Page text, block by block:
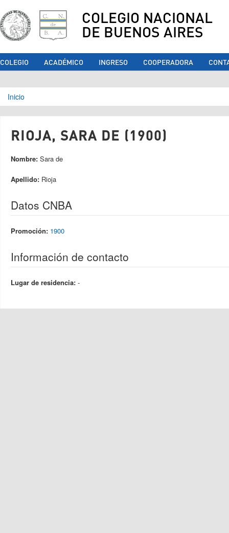
COLEGIO NACIONAL
DE BUENOS AIRES
COLEGIO ACADÉMICO INGRESO COOPERADORA
Se encuentra usted aquí
Inicio
RIOJA, SARA DE (1900)
Nombre: Sara de
Apellido: Rioja
Datos CNBA
Promoción: 1900
Información de contacto
Lugar de residencia: -